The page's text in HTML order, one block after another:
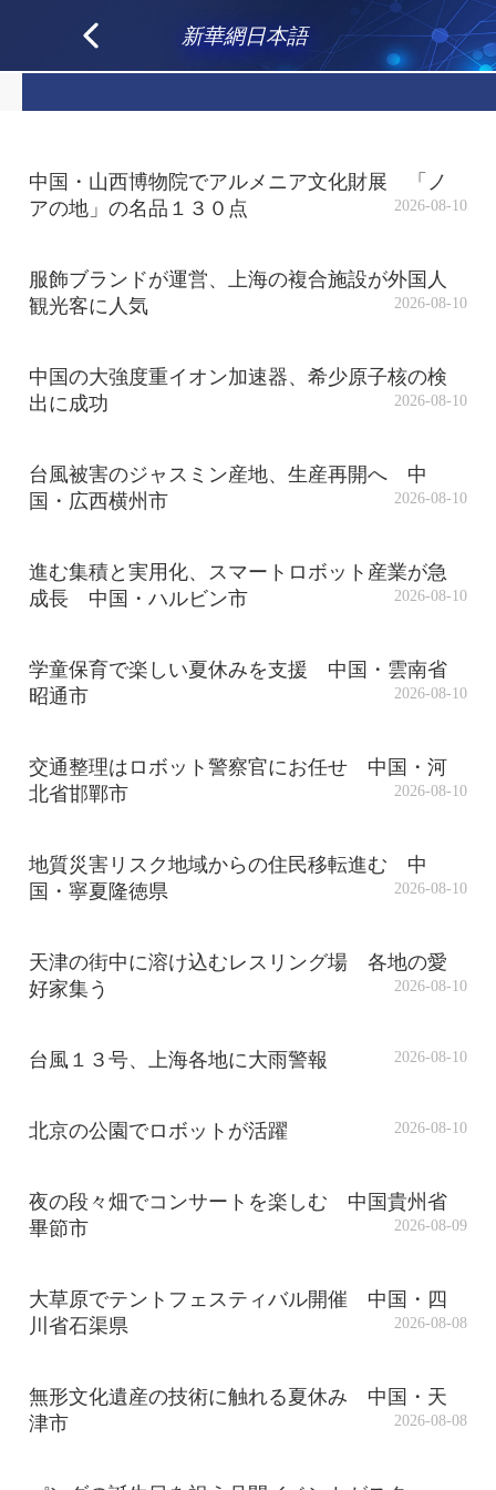
新華網日本語
中国・山西博物院でアルメニア文化財展 「ノ
アの地」の名品１３０点
2026-08-10
服飾ブランドが運営、上海の複合施設が外国人
観光客に人気
2026-08-10
中国の大強度重イオン加速器、希少原子核の検
出に成功
2026-08-10
台風被害のジャスミン産地、生産再開へ 中
国・広西横州市
2026-08-10
進む集積と実用化、スマートロボット産業が急
成長 中国・ハルビン市
2026-08-10
学童保育で楽しい夏休みを支援 中国・雲南省
昭通市
2026-08-10
交通整理はロボット警察官にお任せ 中国・河
北省邯鄲市
2026-08-10
地質災害リスク地域からの住民移転進む 中
国・寧夏隆徳県
2026-08-10
天津の街中に溶け込むレスリング場 各地の愛
好家集う
2026-08-10
台風１３号、上海各地に大雨警報 2026-08-10
北京の公園でロボットが活躍 2026-08-10
夜の段々畑でコンサートを楽しむ 中国貴州省
畢節市
2026-08-09
大草原でテントフェスティバル開催 中国・四
川省石渠県
2026-08-08
無形文化遺産の技術に触れる夏休み 中国・天
津市
2026-08-08